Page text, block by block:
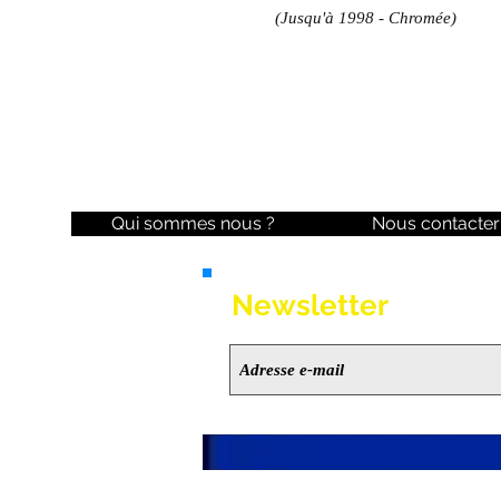
(Jusqu'à 1998 - Chromée)
Qui sommes nous ?
Nous contacter
Newsletter